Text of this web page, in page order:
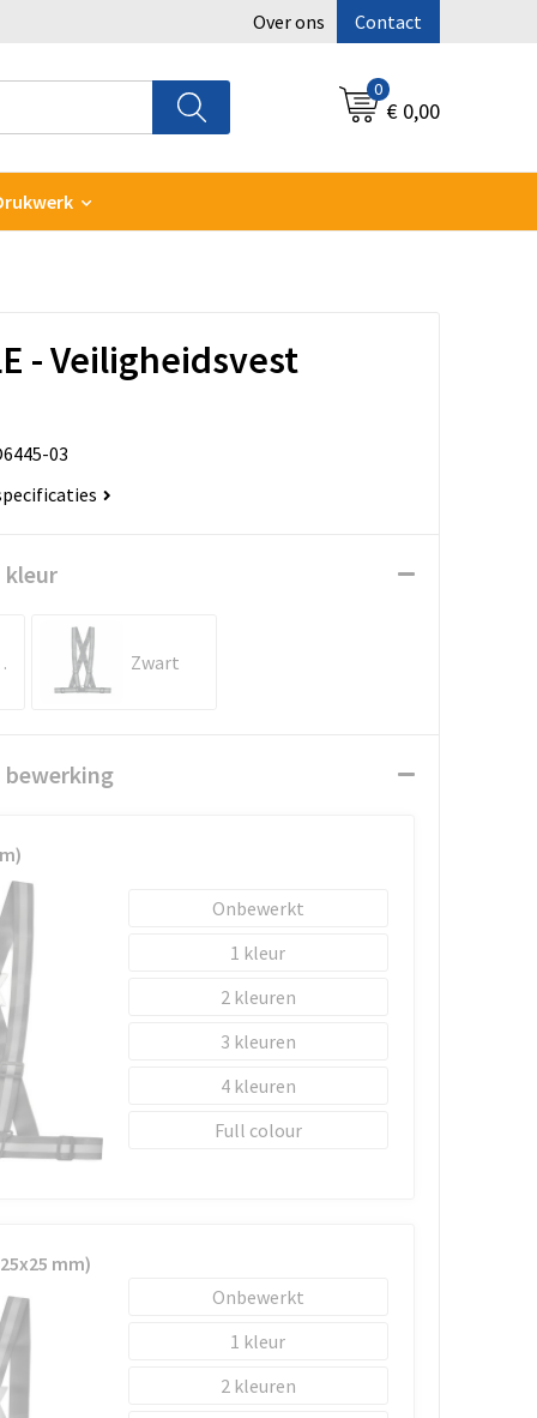
Over ons Contact
0
€ 0,00
- Veiligheidsvest
03
kleur
Zwart
bewerking
Onbewerkt
1
2
3
4
Full colour
mm)
Onbewerkt
1
2